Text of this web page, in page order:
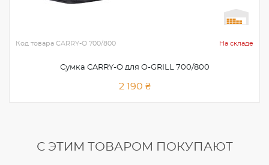
Код товара CARRY-O 700/800 На складе
Сумка CARRY-O для O-GRILL 700/800
2 190 ₴
С ЭТИМ ТОВАРОМ ПОКУПАЮТ